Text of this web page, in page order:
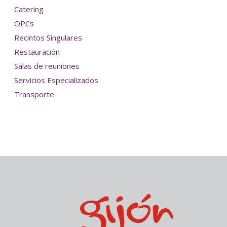
Catering
OPCs
Recintos Singulares
Restauración
Salas de reuniones
Servicios Especializados
Transporte